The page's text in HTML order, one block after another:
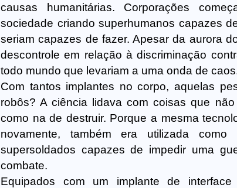
causas humanitárias. Corporações
sociedade criando superhumanos capazes
seriam capazes de fazer. Apesar da aurora
descontrole em relação à discriminação
todo mundo que levariam a uma onda de
Com tantos implantes no corpo, aquelas
robôs? A ciência lidava com coisas que
como na de destruir. Porque a mesma
novamente, também era utilizada
supersoldados capazes de impedir uma
combate.
Equipados com um implante de